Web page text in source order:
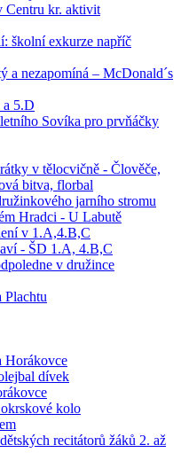
Centru kr. aktivit
školní exkurze napříč
a nezapomíná – McDonald´s
5.D
Sovíka pro prvňáčky
v tělocvičně - Člověče,
bitva, florbal
jarního stromu
Hradci - U Labutě
v 1.A,4.B,C
- ŠD 1.A, 4.B,C
v družince
Plachtu
Horákovce
dívek
kolo
recitátorů žáků 2. až